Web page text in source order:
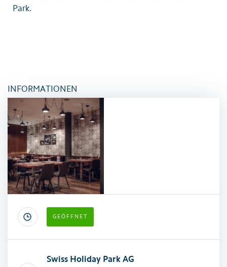
Park.
INFORMATIONEN
GEÖFFNET
Swiss Holiday Park AG